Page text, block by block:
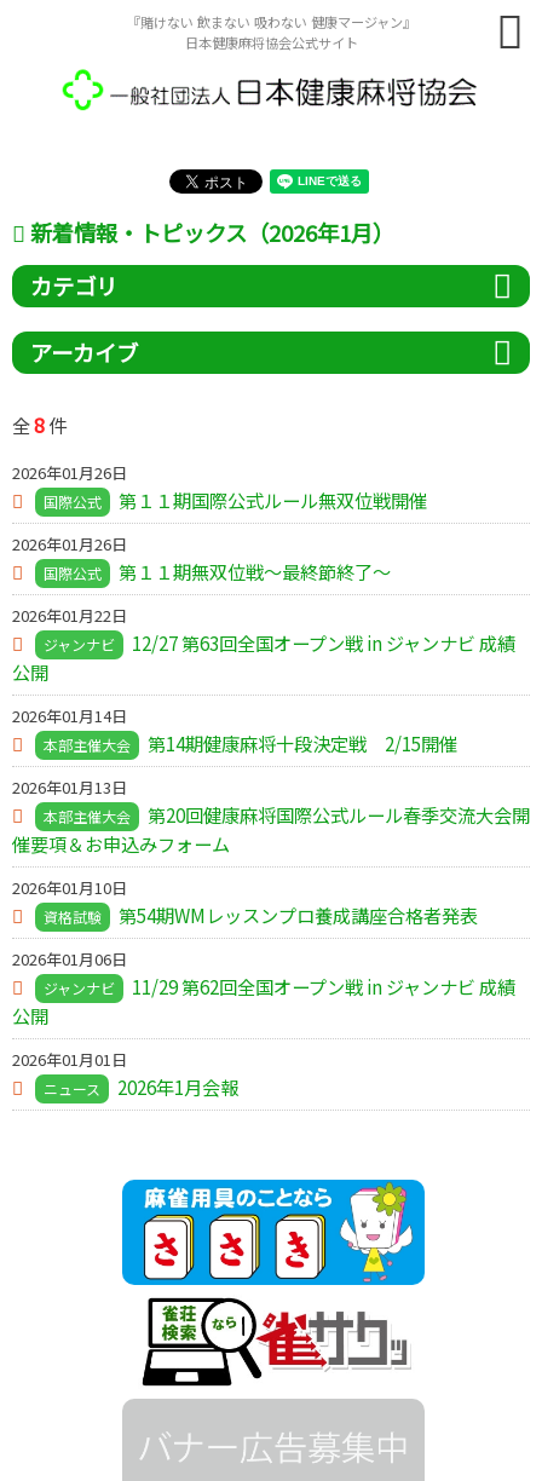
『賭けない 飲まない 吸わない 健康マージャン』
日本健康麻将協会公式サイト
新着情報・トピックス（2026年1月）
カテゴリ
アーカイブ
全8件
2026年01月26日
国際公式 第１１期国際公式ルール無双位戦開催
2026年01月26日
国際公式 第１１期無双位戦～最終節終了～
2026年01月22日
ジャンナビ
12/27 第63回全国オープン戦 in ジャンナビ 成績
公開
2026年01月14日
本部主催大会 第14期健康麻将十段決定戦 2/15開催
2026年01月13日
本部主催大会
第20回健康麻将国際公式ルール春季交流大会開
催要項＆お申込みフォーム
2026年01月10日
資格試験 第54期WMレッスンプロ養成講座合格者発表
2026年01月06日
ジャンナビ
11/29 第62回全国オープン戦 in ジャンナビ 成績
公開
2026年01月01日
ニュース 2026年1月会報